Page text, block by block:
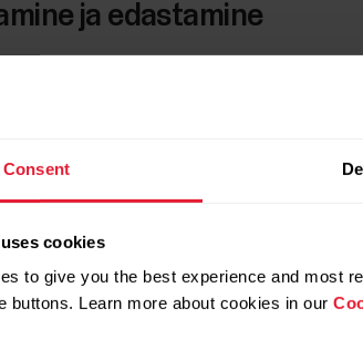
Consent
cookies
to give you the best experience and most
buttons. Learn more about cookies in our
ja edastamine
andmekaitseraamistiku Privacy
Kas saaksite öelda, kus teie
andmeid väljapoole Euroopat?
väljapoole ELi/EMPd?